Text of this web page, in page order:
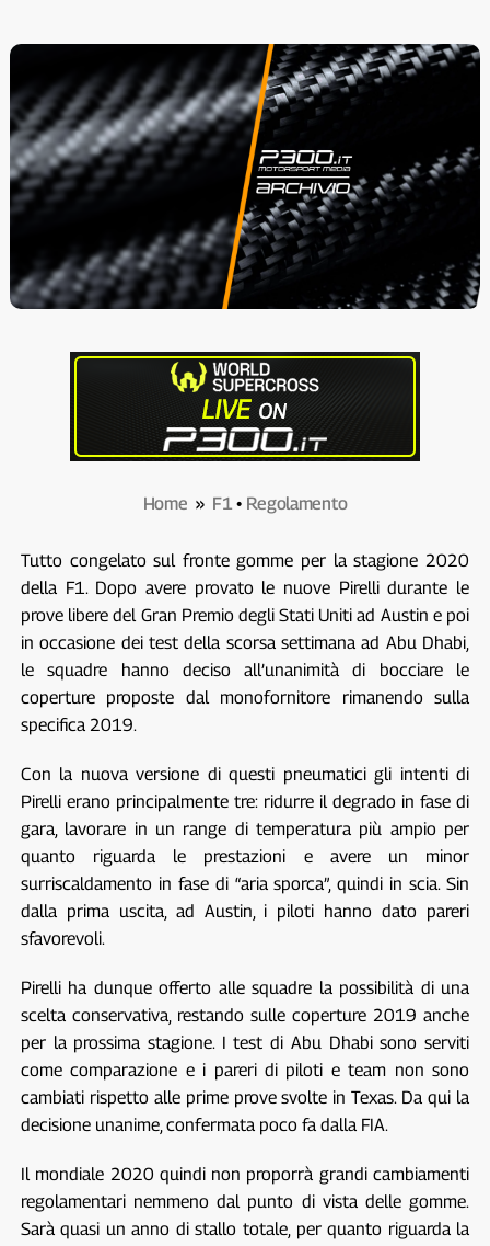
Home » F1• Regolamento
Tutto congelato sul fronte gomme per la stagione 2020
della F1. Dopo avere provato le nuove Pirelli durante le
prove libere del Gran Premio degli Stati Uniti ad Austin e poi
in occasione dei test della scorsa settimana ad Abu Dhabi,
le squadre hanno deciso all’unanimità di bocciare le
coperture proposte dal monofornitore rimanendo sulla
specifica 2019.
Con la nuova versione di questi pneumatici gli intenti di
Pirelli erano principalmente tre: ridurre il degrado in fase di
gara, lavorare in un range di temperatura più ampio per
quanto riguarda le prestazioni e avere un minor
surriscaldamento in fase di “aria sporca”, quindi in scia. Sin
dalla prima uscita, ad Austin, i piloti hanno dato pareri
sfavorevoli.
Pirelli ha dunque offerto alle squadre la possibilità di una
scelta conservativa, restando sulle coperture 2019 anche
per la prossima stagione. I test di Abu Dhabi sono serviti
come comparazione e i pareri di piloti e team non sono
cambiati rispetto alle prime prove svolte in Texas. Da qui la
decisione unanime, confermata poco fa dalla FIA.
Il mondiale 2020 quindi non proporrà grandi cambiamenti
regolamentari nemmeno dal punto di vista delle gomme.
Sarà quasi un anno di stallo totale, per quanto riguarda la